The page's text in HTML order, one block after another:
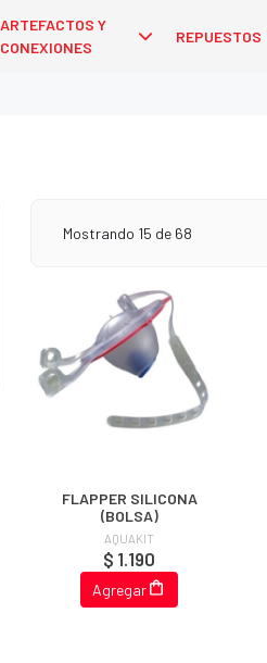
ARTEFACTOS Y
CONEXIONES
REPUESTOS
Mostrando 15 de 68
FLAPPER SILICONA
(BOLSA)
AQUAKIT
$ 1.190
Agregar